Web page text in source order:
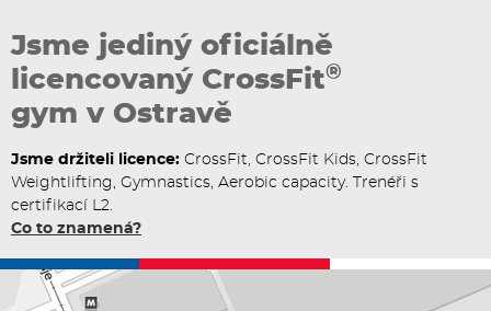
Jsme jediný oficiálně
licencovaný CrossFit®
gym v Ostravě
Jsme držiteli licence: CrossFit, CrossFit Kids, CrossFit
Weightlifting, Gymnastics, Aerobic capacity. Trenéři s
certifikací L2.
Co to znamená?